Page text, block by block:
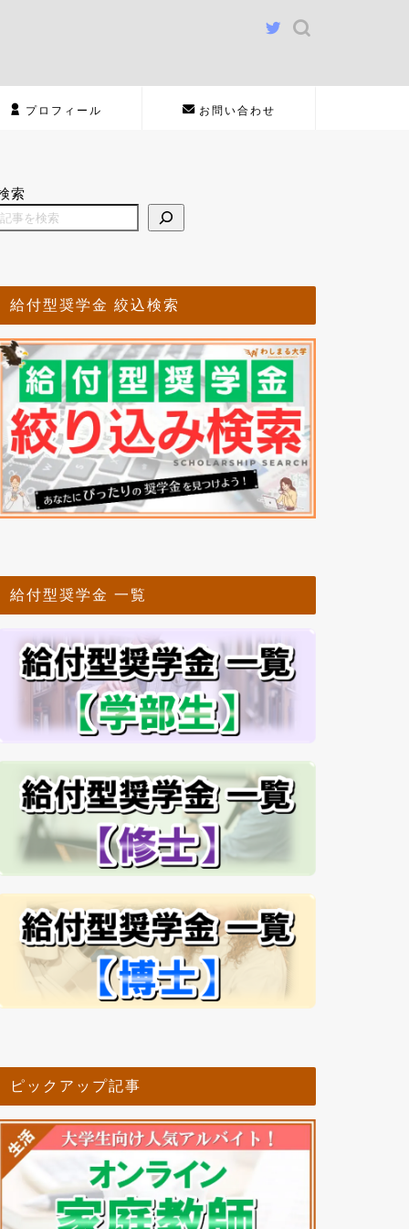
プロフィール お問い合わせ
索
給付型奨学金 絞込検索
給付型奨学金 一覧
ピックアップ記事